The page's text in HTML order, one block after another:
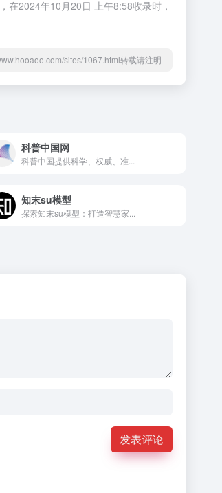
在2024年10月20日 上午8:58收录时，
sites/1067.html转载请注明
科普中国网
科普中国提供科学、权威、准...
知末su模型
探索知末su模型：打造智慧家...
发表评论